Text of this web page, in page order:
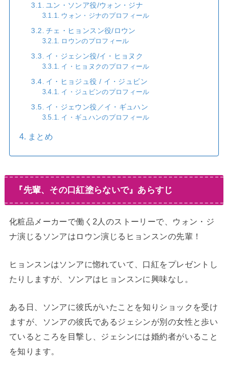
ユン・ソンア役/ウォン・ジナ
ウォン・ジナのプロフィール
チェ・ヒョンスン役/ロウン
ロウンのプロフィール
イ・ジェシン役/イ・ヒョヌク
イ・ヒョヌクのプロフィール
イ・ヒョジュ役 / イ・ジュビン
イ・ジュビンのプロフィール
イ・ジェウン役／イ・ギュハン
イ・ギュハンのプロフィール
まとめ
『先輩、その口紅塗らないで』あらすじ
化粧品メーカーで働く2人のストーリーで、ウォン・ジ
ナ演じるソンアはロウン演じるヒョンスンの先輩！
ヒョンスンはソンアに惚れていて、口紅をプレゼントし
たりしますが、ソンアはヒョンスンに興味なし。
ある日、ソンアに彼氏がいたことを知りショックを受け
ますが、ソンアの彼氏であるジェシンが別の女性と歩い
ているところを目撃し、ジェシンには婚約者がいること
を知ります。